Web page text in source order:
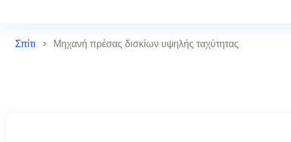
Σπίτι > Μηχανή πρέσας δισκίων υψηλής ταχύτητας